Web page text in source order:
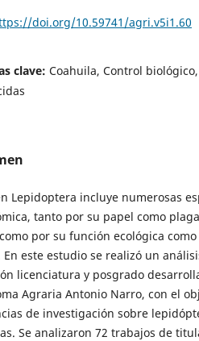
doi.org/10.59741/agri.v5i1.60
clave: Coahuila, Control
Lepidoptera incluye numerosas
tanto por su papel como
por su función ecológica
En este estudio se realizó un
licenciatura y posgrado
Agraria Antonio Narro, con el
de investigación sobre
Se analizaron 72 trabajos de